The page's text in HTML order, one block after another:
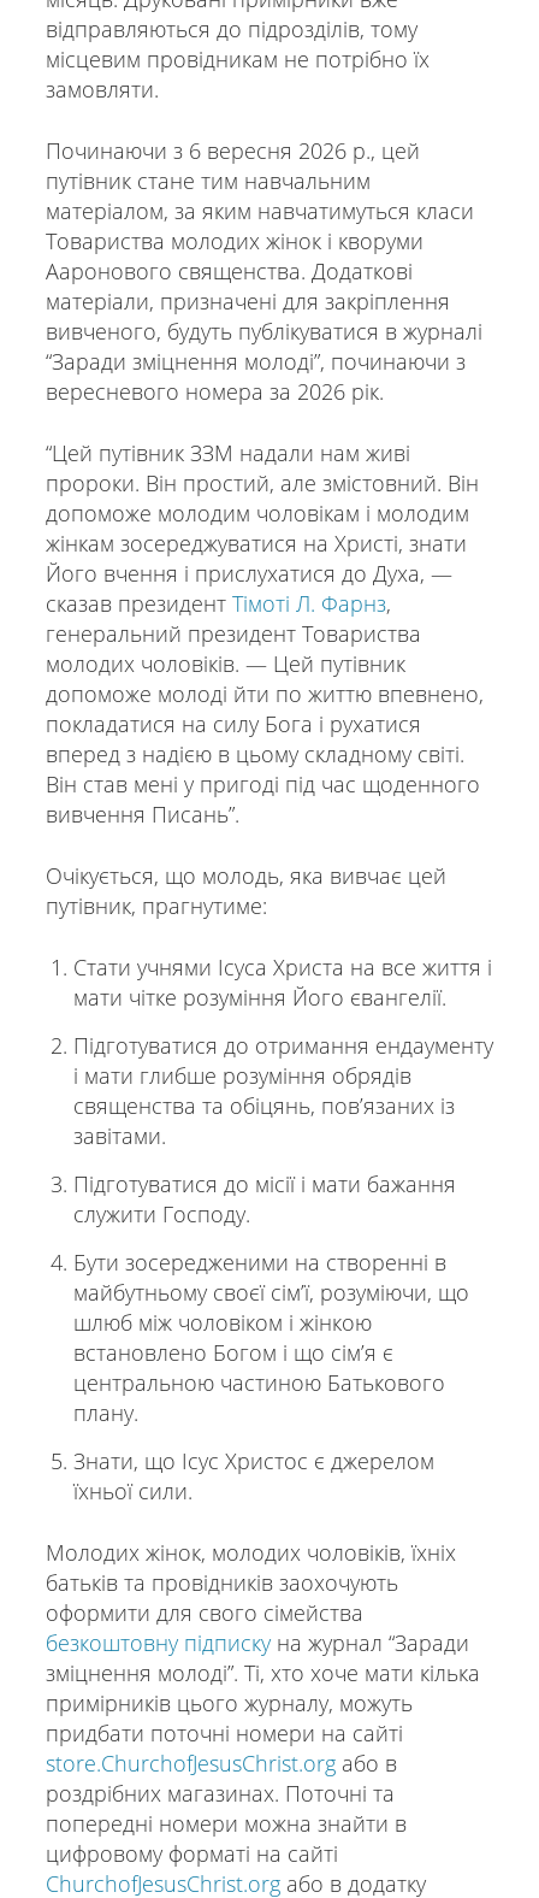
відправляються до підрозділів, тому
місцевим провідникам не потрібно їх
замовляти.
Починаючи з 6 вересня 2026 р., цей
путівник стане тим навчальним
матеріалом, за яким навчатимуться класи
Товариства молодих жінок і кворуми
Ааронового священства. Додаткові
матеріали, призначені для закріплення
вивченого, будуть публікуватися в журналі
“Заради зміцнення молоді”, починаючи з
вересневого номера за 2026 рік.
“Цей путівник ЗЗМ надали нам живі
пророки. Він простий, але змістовний. Він
допоможе молодим чоловікам і молодим
жінкам зосереджуватися на Христі, знати
Його вчення і прислухатися до Духа, —
сказав президент Тімоті Л. Фарнз,
генеральний президент Товариства
молодих чоловіків. — Цей путівник
допоможе молоді йти по життю впевнено,
покладатися на силу Бога і рухатися
вперед з надією в цьому складному світі.
Він став мені у пригоді під час щоденного
вивчення Писань”.
Очікується, що молодь, яка вивчає цей
путівник, прагнутиме:
Стати учнями Ісуса Христа на все життя і
мати чітке розуміння Його євангелії.
Підготуватися до отримання ендаументу
і мати глибше розуміння обрядів
священства та обіцянь, повʼязаних із
завітами.
Підготуватися до місії і мати бажання
служити Господу.
Бути зосередженими на створенні в
майбутньому своєї сімʼї, розуміючи, що
шлюб між чоловіком і жінкою
встановлено Богом і що сімʼя є
центральною частиною Батькового
плану.
Знати, що Ісус Христос є джерелом
їхньої сили.
Молодих жінок, молодих чоловіків, їхніх
батьків та провідників заохочують
оформити для свого сімейства
безкоштовну підпискуна журнал “Заради
зміцнення молоді”. Ті, хто хоче мати кілька
примірників цього журналу, можуть
придбати поточні номери на сайті
store.ChurchofJesusChrist.orgабо в
роздрібних магазинах. Поточні та
попередні номери можна знайти в
цифровому форматі на сайті
ChurchofJesusChrist.orgабо в додатку